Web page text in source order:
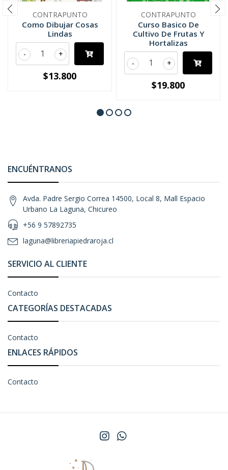
CONTRAPUNTO
Como Dibujar Cosas
Lindas
+
-
$13.800
CONTRAPUNTO
Curso Basico De
Cultivo De Frutas Y
Hortalizas
+
-
$19.800
ENCUÉNTRANOS
Avda. Padre Sergio Correa 14500, Local 8, Mall Espacio
Urbano La Laguna, Chicureo
+56 9 57892735
laguna@libreriapiedraroja.cl
SERVICIO AL CLIENTE
Contacto
CATEGORÍAS DESTACADAS
Contacto
ENLACES RÁPIDOS
Contacto